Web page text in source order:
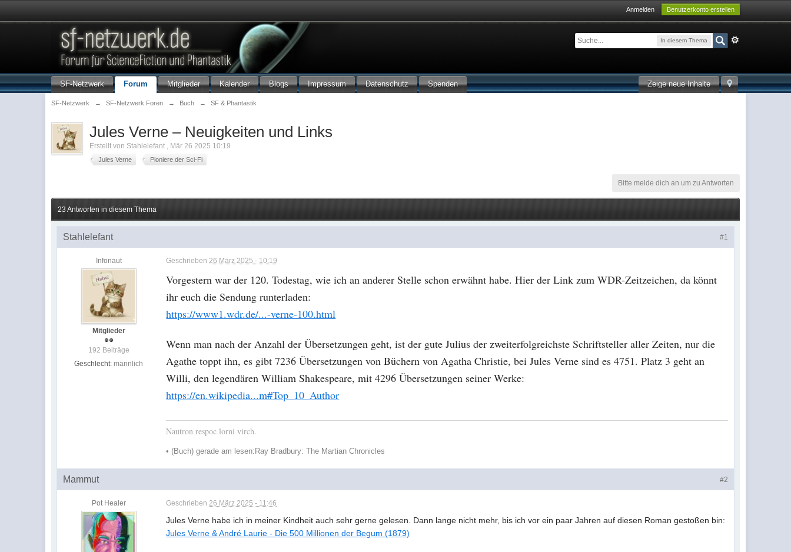
Anmelden Benutzerkonto erstellen
In diesem Thema
Zeige neue Inhalte
SF-Netzwerk Forum Mitglieder Kalender Blogs Impressum Datenschutz Spenden
SF-Netzwerk → SF-Netzwerk Foren → Buch → SF & Phantastik
Jules Verne – Neuigkeiten und Links
Erstellt von Stahlelefant , Mär 26 2025 10:19
Jules Verne Pioniere der Sci-Fi
Bitte melde dich an um zu Antworten
23 Antworten in diesem Thema
#1
Stahlelefant
Infonaut
Mitglieder
192 Beiträge
Geschlecht: männlich
Geschrieben26 März 2025 - 10:19
Vorgestern war der 120. Todestag, wie ich an anderer Stelle schon erwähnt habe. Hier der Link zum WDR-Zeitzeichen, da könnt
ihr euch die Sendung runterladen:
https://www1.wdr.de/...-verne-100.html
Wenn man nach der Anzahl der Übersetzungen geht, ist der gute Julius der zweiterfolgreichste Schriftsteller aller Zeiten, nur die
Agathe toppt ihn, es gibt 7236 Übersetzungen von Büchern von Agatha Christie, bei Jules Verne sind es 4751. Platz 3 geht an
Willi, den legendären William Shakespeare, mit 4296 Übersetzungen seiner Werke:
https://en.wikipedia...m#Top_10_Author
Nautron respoc lorni virch.
• (Buch) gerade am lesen: Ray Bradbury: The Martian Chronicles
#2
Mammut
Pot Healer Geschrieben26 März 2025 - 11:46
Jules Verne habe ich in meiner Kindheit auch sehr gerne gelesen. Dann lange nicht mehr, bis ich vor ein paar Jahren auf diesen Roman gestoßen bin:
Jules Verne & André Laurie - Die 500 Millionen der Begum (1879)